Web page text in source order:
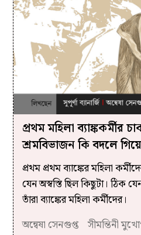
প্রথম মহিলা ব্যাঙ্ককর্মীর
শ্রমবিভাজন কি বদলে
প্রথম প্রথম ব্যাঙ্কের মহিলা
যেন অস্বস্তি ছিল কিছুটা। ঠিক
তাঁরা ব্যাঙ্কের মহিলা কর্মীদের।
অন্বেষা সেনগুপ্ত সীমন্তিনী